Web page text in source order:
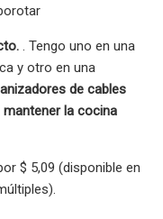
. Tengo uno en una
y otro en una
de cables
mantener la cocina
$ 5,09 (disponible en